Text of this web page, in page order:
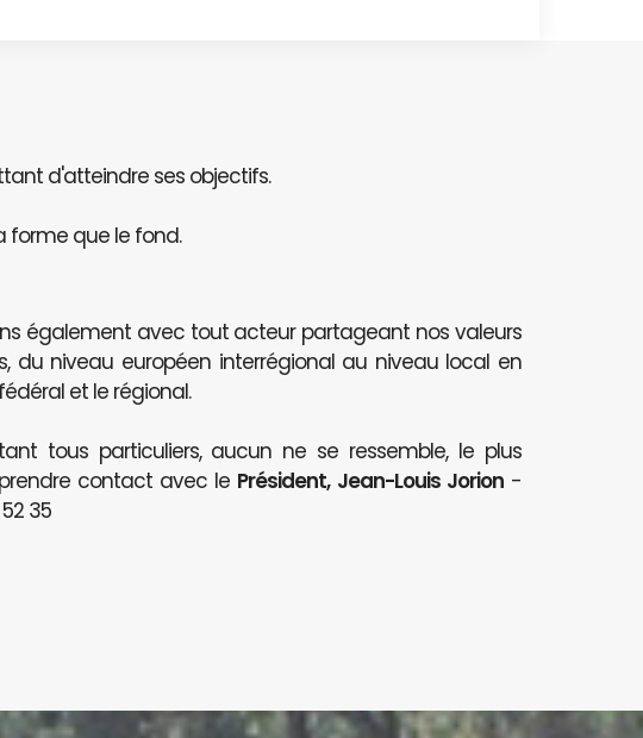
d'atteindre ses objectifs.
forme que le fond.
également avec tout acteur partageant nos valeurs
du niveau européen interrégional au niveau local en
et le régional.
tous particuliers, aucun ne se ressemble, le plus
contact avec le Président, Jean-Louis Jorion-
35